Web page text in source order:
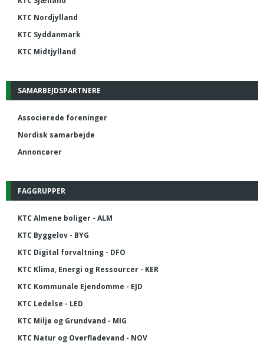
KTC Nordjylland
KTC Syddanmark
KTC Midtjylland
SAMARBEJDSPARTNERE
Associerede foreninger
Nordisk samarbejde
Annoncører
FAGGRUPPER
KTC Almene boliger - ALM
KTC Byggelov - BYG
KTC Digital forvaltning - DFO
KTC Klima, Energi og Ressourcer - KER
KTC Kommunale Ejendomme - EJD
KTC Ledelse - LED
KTC Miljø og Grundvand - MIG
KTC Natur og Overfladevand - NOV